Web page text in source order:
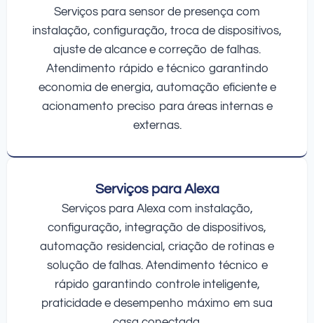
Serviços para sensor de presença com
instalação, configuração, troca de dispositivos,
ajuste de alcance e correção de falhas.
Atendimento rápido e técnico garantindo
economia de energia, automação eficiente e
acionamento preciso para áreas internas e
externas.
Serviços para Alexa
Serviços para Alexa com instalação,
configuração, integração de dispositivos,
automação residencial, criação de rotinas e
solução de falhas. Atendimento técnico e
rápido garantindo controle inteligente,
praticidade e desempenho máximo em sua